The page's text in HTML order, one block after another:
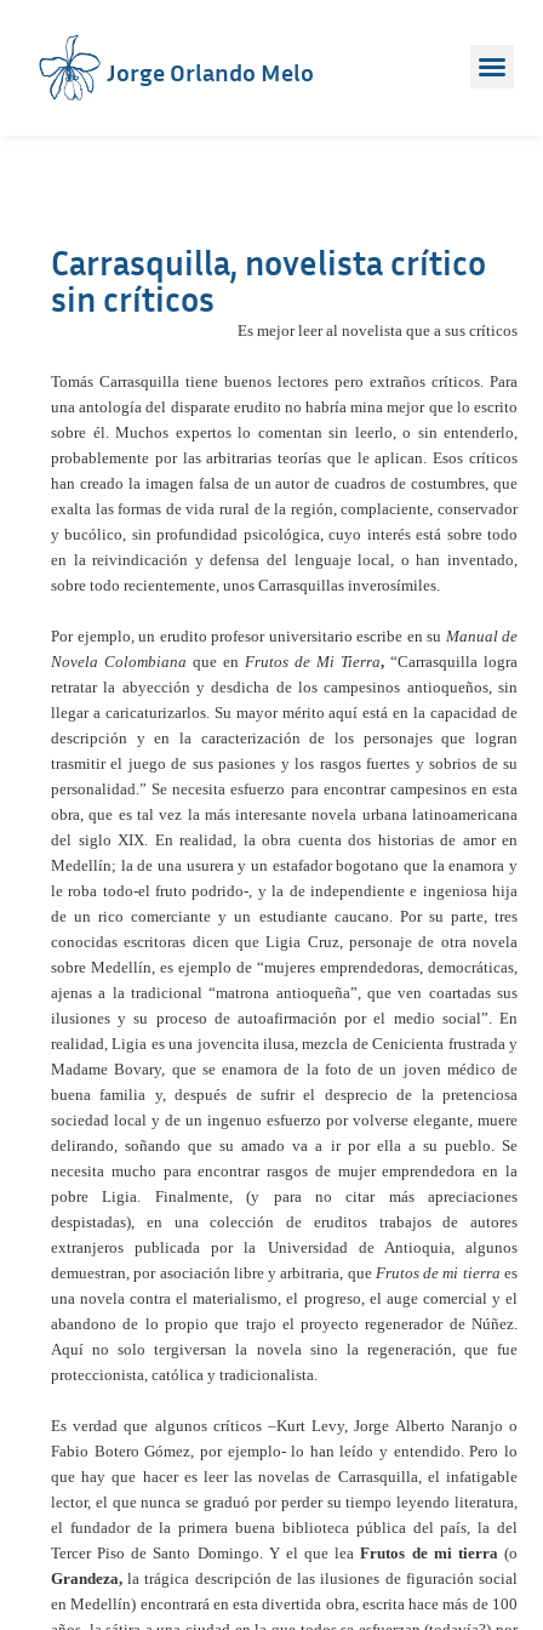
Jorge Orlando Melo
Carrasquilla, novelista crítico
sin críticos
Es mejor leer al novelista que a sus críticos
Tomás Carrasquilla tiene buenos lectores pero extraños críticos. Para
una antología del disparate erudito no habría mina mejor que lo escrito
sobre él. Muchos expertos lo comentan sin leerlo, o sin entenderlo,
probablemente por las arbitrarias teorías que le aplican. Esos críticos
han creado la imagen falsa de un autor de cuadros de costumbres, que
exalta las formas de vida rural de la región, complaciente, conservador
y bucólico, sin profundidad psicológica, cuyo interés está sobre todo
en la reivindicación y defensa del lenguaje local, o han inventado,
sobre todo recientemente, unos Carrasquillas inverosímiles.
Por ejemplo, un erudito profesor universitario escribe en su Manual de
Novela Colombiana que en Frutos de Mi Tierra, “Carrasquilla logra
retratar la abyección y desdicha de los campesinos antioqueños, sin
llegar a caricaturizarlos. Su mayor mérito aquí está en la capacidad de
descripción y en la caracterización de los personajes que logran
trasmitir el juego de sus pasiones y los rasgos fuertes y sobrios de su
personalidad.” Se necesita esfuerzo para encontrar campesinos en esta
obra, que es tal vez la más interesante novela urbana latinoamericana
del siglo XIX. En realidad, la obra cuenta dos historias de amor en
Medellín; la de una usurera y un estafador bogotano que la enamora y
le roba todo-el fruto podrido-, y la de independiente e ingeniosa hija
de un rico comerciante y un estudiante caucano. Por su parte, tres
conocidas escritoras dicen que Ligia Cruz, personaje de otra novela
sobre Medellín, es ejemplo de “mujeres emprendedoras, democráticas,
ajenas a la tradicional “matrona antioqueña”, que ven coartadas sus
ilusiones y su proceso de autoafirmación por el medio social”. En
realidad, Ligia es una jovencita ilusa, mezcla de Cenicienta frustrada y
Madame Bovary, que se enamora de la foto de un joven médico de
buena familia y, después de sufrir el desprecio de la pretenciosa
sociedad local y de un ingenuo esfuerzo por volverse elegante, muere
delirando, soñando que su amado va a ir por ella a su pueblo. Se
necesita mucho para encontrar rasgos de mujer emprendedora en la
pobre Ligia. Finalmente, (y para no citar más apreciaciones
despistadas), en una colección de eruditos trabajos de autores
extranjeros publicada por la Universidad de Antioquia, algunos
demuestran, por asociación libre y arbitraria, que Frutos de mi tierra es
una novela contra el materialismo, el progreso, el auge comercial y el
abandono de lo propio que trajo el proyecto regenerador de Núñez.
Aquí no solo tergiversan la novela sino la regeneración, que fue
proteccionista, católica y tradicionalista.
Es verdad que algunos críticos –Kurt Levy, Jorge Alberto Naranjo o
Fabio Botero Gómez, por ejemplo- lo han leído y entendido. Pero lo
que hay que hacer es leer las novelas de Carrasquilla, el infatigable
lector, el que nunca se graduó por perder su tiempo leyendo literatura,
el fundador de la primera buena biblioteca pública del país, la del
Tercer Piso de Santo Domingo. Y el que leaFrutos de mi tierra (o
Grandeza, la trágica descripción de las ilusiones de figuración social
en Medellín) encontrará en esta divertida obra, escrita hace más de 100